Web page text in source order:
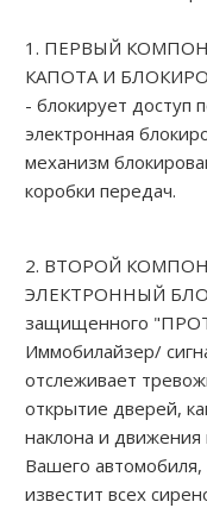
1. ПЕРВЫЙ
КАПОТА И
- блокирует доступ
электронная
механизм
коробки передач.
2. ВТОРОЙ
ЭЛЕКТРОННЫЙ БЛОК
защищенного
Иммобилайзер/
отслеживает
открытие дверей,
наклона и движения
Вашего
известит всех